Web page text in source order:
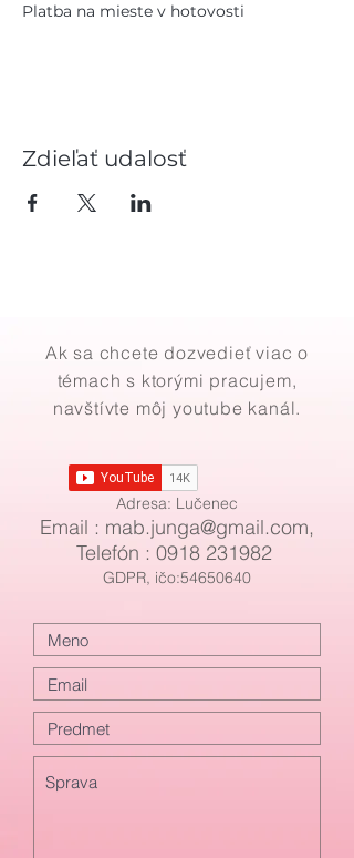
Platba na mieste v hotovosti
Zdieľať udalosť
Ak sa chcete dozvedieť viac o
témach s ktorými pracujem,
navštívte môj youtube kanál.
Adresa: Lučenec
Email : mab.junga@gmail.com,
Telefón : 0918 231982
GDPR, ičo:54650640